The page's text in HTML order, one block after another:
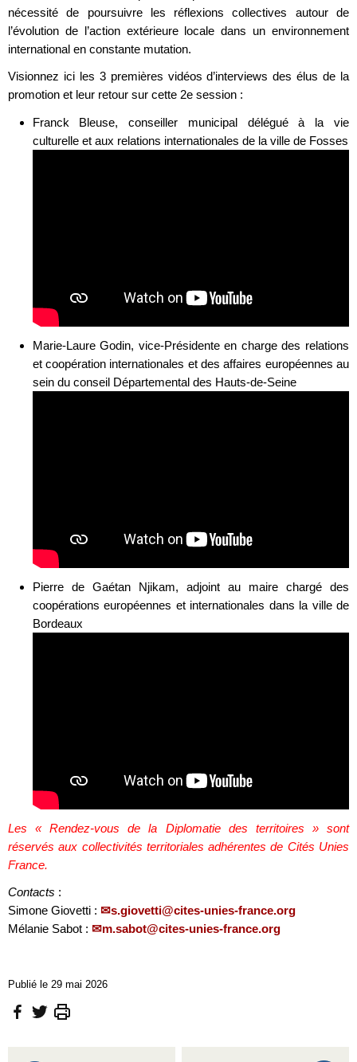
nécessité de poursuivre les réflexions collectives autour de
l’évolution de l’action extérieure locale dans un environnement
international en constante mutation.
Visionnez ici les 3 premières vidéos d’interviews des élus de la
promotion et leur retour sur cette 2e session :
Franck Bleuse, conseiller municipal délégué à la vie
culturelle et aux relations internationales de la ville de Fosses
Marie-Laure Godin, vice-Présidente en charge des relations
et coopération internationales et des affaires européennes au
sein du conseil Départemental des Hauts-de-Seine
Pierre de Gaétan Njikam, adjoint au maire chargé des
coopérations européennes et internationales dans la ville de
Bordeaux
Les « Rendez-vous de la Diplomatie des territoires » sont
réservés aux collectivités territoriales adhérentes de Cités Unies
France.
Contacts :
Simone Giovetti :
s.giovetti@cites-unies-france.org
Mélanie Sabot :
m.sabot@cites-unies-france.org
Publié le 29 mai 2026